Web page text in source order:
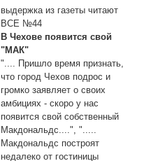
выдержка из газеты читают
ВСЕ №44
В Чехове появится свой
"МАК"
".... Пришло время признать,
что город Чехов подрос и
громко заявляет о своих
амбициях - скоро у нас
появится свой собственный
Макдональдс....", ".....
Макдональдс построят
недалеко от гостиницы